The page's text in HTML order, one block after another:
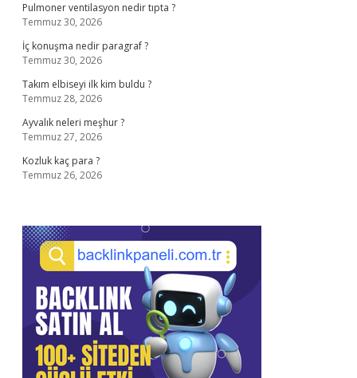
Pulmoner ventilasyon nedir tıpta ?
Temmuz 30, 2026
İç konuşma nedir paragraf ?
Temmuz 30, 2026
Takım elbiseyi ilk kim buldu ?
Temmuz 28, 2026
Ayvalık neleri meşhur ?
Temmuz 27, 2026
Kozluk kaç para ?
Temmuz 26, 2026